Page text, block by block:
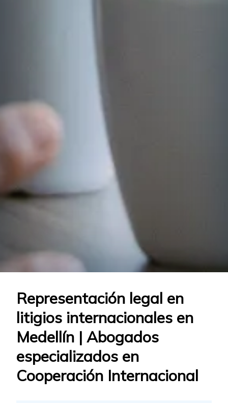
Representación legal en
litigios internacionales en
Medellín | Abogados
especializados en
Cooperación Internacional